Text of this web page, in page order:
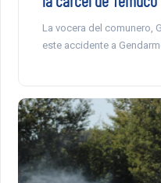
La vocera del comunero,
este accidente a